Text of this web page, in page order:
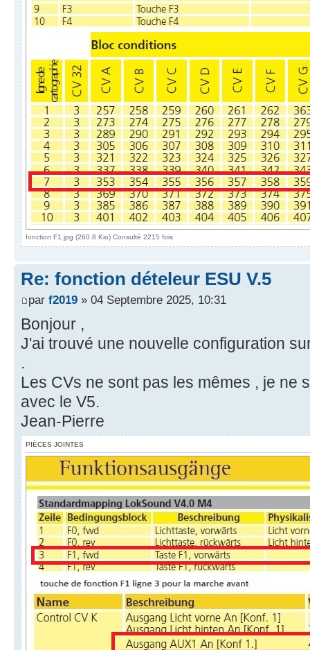
fonction F1.jpg (260.8 Kio) Consulté 2215 fois
Re: fonction dételeur ESU V.5
par f2019 » 04 Septembre 2025, 10:31
Bonjour ,
J'ai trouvé une nouvelle configuration
.
Les CVs ne sont pas les mêmes , je ne
avec le V5.
Jean-Pierre
PIÈCES JOINTES